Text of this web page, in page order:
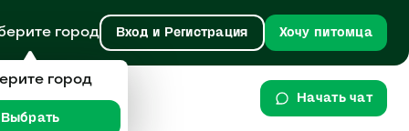
город Вход и Регистрация Хочу питомца
Начать чат
город
Выбрать